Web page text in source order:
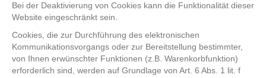
Bei der Deaktivierung von Cookies kann die Funktionalität dieser
Website eingeschränkt sein.
Cookies, die zur Durchführung des elektronischen
Kommunikationsvorgangs oder zur Bereitstellung bestimmter,
von Ihnen erwünschter Funktionen (z.B. Warenkorbfunktion)
erforderlich sind, werden auf Grundlage von Art. 6 Abs. 1 lit. f